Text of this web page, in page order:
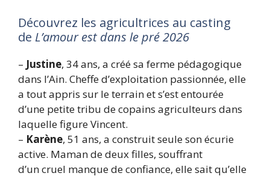
Découvrez les agricultrices au casting
de L’amour est dans le pré2026
– Justine, 34 ans, a créé sa ferme pédagogique
dans l’Ain. Cheffe d’exploitation passionnée, elle
a tout appris sur le terrain et s’est entourée
d’une petite tribu de copains agriculteurs dans
laquelle figure Vincent.
– Karène, 51 ans, a construit seule son écurie
active. Maman de deux filles, souffrant
d’un cruel manque de confiance, elle sait qu’elle